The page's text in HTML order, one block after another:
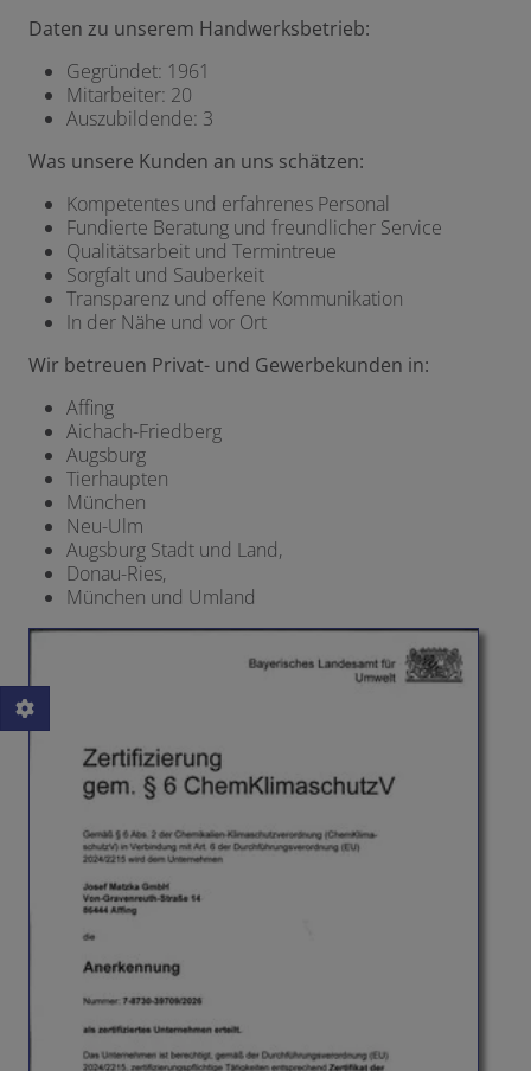
Daten zu unserem Handwerksbetrieb:
Gegründet: 1961
Mitarbeiter: 20
Auszubildende: 3
Was unsere Kunden an uns schätzen:
Kompetentes und erfahrenes Personal
Fundierte Beratung und freundlicher Service
Qualitätsarbeit und Termintreue
Sorgfalt und Sauberkeit
Transparenz und offene Kommunikation
In der Nähe und vor Ort
Wir betreuen Privat- und Gewerbekunden in:
Affing
Aichach-Friedberg
Augsburg
Tierhaupten
München
Neu-Ulm
Augsburg Stadt und Land,
Donau-Ries,
München und Umland